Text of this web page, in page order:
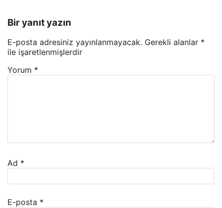
Bir yanıt yazın
E-posta adresiniz yayınlanmayacak. Gerekli alanlar *
ile işaretlenmişlerdir
Yorum *
Ad *
E-posta *